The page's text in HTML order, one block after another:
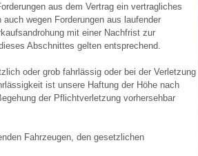
aus dem Vertrag ein vertragliches
wegen Forderungen aus laufender
mit einer Nachfrist zur
Abschnittes gelten entsprechend.
oder grob fahrlässig oder bei der Verletzung
ist unsere Haftung der Höhe nach
der Pflichtverletzung vorhersehbar
Fahrzeugen, den gesetzlichen